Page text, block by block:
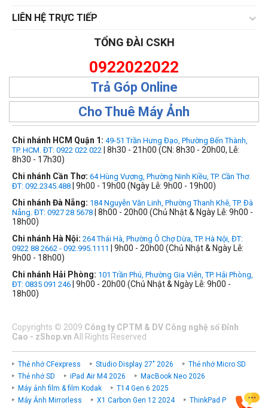
LIÊN HỆ TRỰC TIẾP
TỔNG ĐÀI CSKH
0922022022
Trả Góp Online
Cho Thuê Máy Ảnh
Chi nhánh HCM Quận 1: 49-51 Trần Hưng Đạo, Phường Bến Thành,
TP. HCM. ĐT: 0922 022 022 | 8h30 - 21h00 (CN: 8h30 - 20h00, Lễ:
8h30 - 17h30)
Chi nhánh Cần Thơ: 64 Hùng Vương, Phường Ninh Kiều, TP. Cần Thơ.
ĐT: 092.2345.488 | 9h00 - 19h00 (Ngày Lễ: 9h00 - 19h00)
Chi nhánh Đà Nẵng: 184 Nguyễn Văn Linh, Phường Thanh Khê, TP. Đà
Nẵng. ĐT: 0927 28 5678 | 8h00 - 20h00 (Chủ Nhật & Ngày Lễ: 9h00 -
18h00)
Chi nhánh Hà Nội: 264 Thái Hà, Phường Ô Chợ Dừa, TP. Hà Nội, ĐT:
0922 88 2662 - 092.995.1111
| 9h00 - 20h00 (Chủ Nhật & Ngày Lễ:
9h00 - 18h00)
Chi nhánh Hải Phòng: 101 Trần Phú, Phường Gia Viên, TP. Hải Phòng,
ĐT: 0835 091 246 | 9h00 - 20h00 (Chủ Nhật & Ngày Lễ: 9h00 -
18h00)
Copyrights © 2009 Công ty CPTM & DV Công nghệ số Đỉnh
Cao - zShop.vn All Rights Reserved
Thẻ nhớ CFexpress Studio Display 27" 2026
Thẻ nhớ Micro SD
Thẻ nhớ SD
iPad Air M4 2026
MacBook Neo 2026
Máy ảnh film & film Kodak
T14 Gen 6 2025
Máy Ảnh Mirrorless
X1 Carbon Gen 12 2024 ThinkPad P